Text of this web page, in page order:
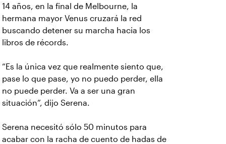
14 años, en la final de Melbourne, la
hermana mayor Venus cruzará la red
buscando detener su marcha hacia los
libros de récords.
“Es la única vez que realmente siento que,
pase lo que pase, yo no puedo perder, ella
no puede perder. Va a ser una gran
situación”, dijo Serena.
Serena necesitó sólo 50 minutos para
acabar con la racha de cuento de hadas de